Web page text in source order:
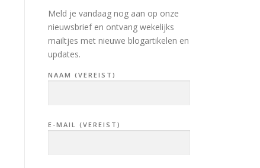
Meld je vandaag nog aan op onze
nieuwsbrief en ontvang wekelijks
mailtjes met nieuwe blogartikelen en
updates.
NAAM (VEREIST)
E-MAIL (VEREIST)